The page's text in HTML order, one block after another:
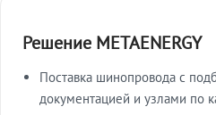
Решение METAENERGY
Поставка шинопровода с
документацией и узлами по